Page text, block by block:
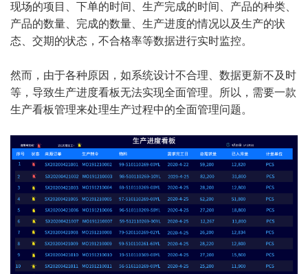
现场的项目、下单的时间、生产完成的时间、产品的种类、
产品的数量、完成的数量、生产进度的情况以及生产的状
态、交期的状态，不合格率等数据进行实时监控。
然而，由于各种原因，如系统设计不合理、数据更新不及时
等，导致生产进度看板无法实现全面管理。所以，需要一款
生产看板管理来处理生产过程中的全面管理问题。